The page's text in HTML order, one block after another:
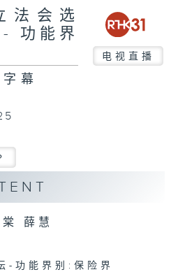
法会选
功能界
电视直播
幕
薛慧
-功能界别:保险界